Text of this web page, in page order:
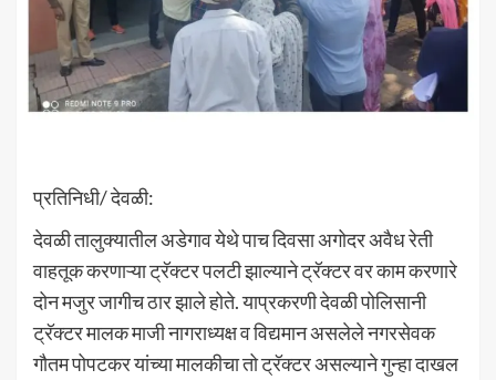
प्रतिनिधी/ देवळी:
देवळी तालुक्यातील अडेगाव येथे पाच दिवसा अगोदर अवैध रेती
वाहतूक करणाऱ्या ट्रॅक्टर पलटी झाल्याने ट्रॅक्टर वर काम करणारे
दोन मजुर जागीच ठार झाले होते. याप्रकरणी देवळी पोलिसानी
ट्रॅक्टर मालक माजी नागराध्यक्ष व विद्यमान असलेले नगरसेवक
गौतम पोपटकर यांच्या मालकीचा तो ट्रॅक्टर असल्याने गुन्हा दाखल